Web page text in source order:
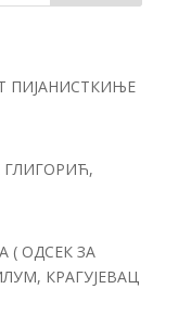
ПИЈАНИСТКИЊЕ
ГЛИГОРИЋ,
( ОДСЕК ЗА
КРАГУЈЕВАЦ